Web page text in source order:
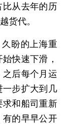
从去年的历
货代。
盼的上海重
快速下滑，
后每个月运
步扩大到几
和船司重新
的早早公开